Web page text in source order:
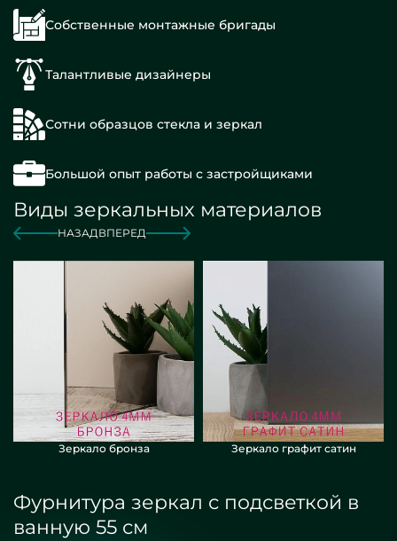
Собственные монтажные бригады
Талантливые дизайнеры
Сотни образцов стекла и зеркал
Большой опыт работы с застройщиками
Виды зеркальных материалов
НАЗАДВПЕРЕД
Зеркало бронза Зеркало графит сатин
Фурнитура зеркал с подсветкой в
ванную 55 см